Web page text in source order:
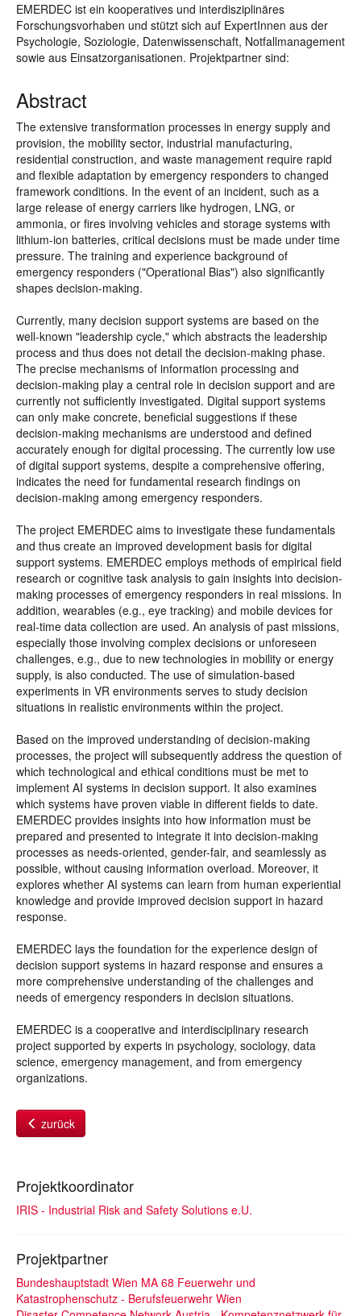
EMERDEC ist ein kooperatives und interdisziplinäres
Forschungsvorhaben und stützt sich auf ExpertInnen aus der
Psychologie, Soziologie, Datenwissenschaft, Notfallmanagement
sowie aus Einsatzorganisationen. Projektpartner sind:
Abstract
The extensive transformation processes in energy supply and
provision, the mobility sector, industrial manufacturing,
residential construction, and waste management require rapid
and flexible adaptation by emergency responders to changed
framework conditions. In the event of an incident, such as a
large release of energy carriers like hydrogen, LNG, or
ammonia, or fires involving vehicles and storage systems with
lithium-ion batteries, critical decisions must be made under time
pressure. The training and experience background of
emergency responders ("Operational Bias") also significantly
shapes decision-making.
Currently, many decision support systems are based on the
well-known "leadership cycle," which abstracts the leadership
process and thus does not detail the decision-making phase.
The precise mechanisms of information processing and
decision-making play a central role in decision support and are
currently not sufficiently investigated. Digital support systems
can only make concrete, beneficial suggestions if these
decision-making mechanisms are understood and defined
accurately enough for digital processing. The currently low use
of digital support systems, despite a comprehensive offering,
indicates the need for fundamental research findings on
decision-making among emergency responders.
The project EMERDEC aims to investigate these fundamentals
and thus create an improved development basis for digital
support systems. EMERDEC employs methods of empirical field
research or cognitive task analysis to gain insights into decision-
making processes of emergency responders in real missions. In
addition, wearables (e.g., eye tracking) and mobile devices for
real-time data collection are used. An analysis of past missions,
especially those involving complex decisions or unforeseen
challenges, e.g., due to new technologies in mobility or energy
supply, is also conducted. The use of simulation-based
experiments in VR environments serves to study decision
situations in realistic environments within the project.
Based on the improved understanding of decision-making
processes, the project will subsequently address the question of
which technological and ethical conditions must be met to
implement AI systems in decision support. It also examines
which systems have proven viable in different fields to date.
EMERDEC provides insights into how information must be
prepared and presented to integrate it into decision-making
processes as needs-oriented, gender-fair, and seamlessly as
possible, without causing information overload. Moreover, it
explores whether AI systems can learn from human experiential
knowledge and provide improved decision support in hazard
response.
EMERDEC lays the foundation for the experience design of
decision support systems in hazard response and ensures a
more comprehensive understanding of the challenges and
needs of emergency responders in decision situations.
EMERDEC is a cooperative and interdisciplinary research
project supported by experts in psychology, sociology, data
science, emergency management, and from emergency
organizations.
zurück
Projektkoordinator
IRIS - Industrial Risk and Safety Solutions e.U.
Projektpartner
Bundeshauptstadt Wien MA 68 Feuerwehr und
Katastrophenschutz - Berufsfeuerwehr Wien